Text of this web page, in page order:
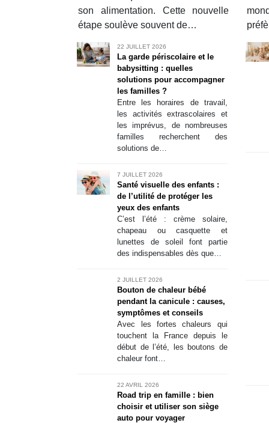
son alimentation. Cette nouvelle
étape soulève souvent de…
22 JUILLET 2026
La garde périscolaire et le
babysitting : quelles
solutions pour accompagner
les familles ?
Entre les horaires de travail,
les activités extrascolaires et
les imprévus, de nombreuses
familles recherchent des
solutions de…
7 JUILLET 2026
Santé visuelle des enfants :
de l’utilité de protéger les
yeux des enfants
C’est l’été : crème solaire,
chapeau ou casquette et
lunettes de soleil font partie
des indispensables dès que…
2 JUILLET 2026
Bouton de chaleur bébé
pendant la canicule : causes,
symptômes et conseils
Avec les fortes chaleurs qui
touchent la France depuis le
début de l’été, les boutons de
chaleur font…
22 AVRIL 2026
Road trip en famille : bien
choisir et utiliser son siège
auto pour voyager
d’éloignement
pendant presque 15